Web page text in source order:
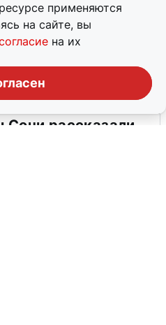
применяются
на сайте, вы
на их
рассказали